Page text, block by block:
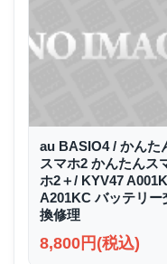
au BASIO4 / かんた
スマホ2 かんたんス
ホ2＋/ KYV47
A201KC バッテリー
換修理
8,800円(税込)